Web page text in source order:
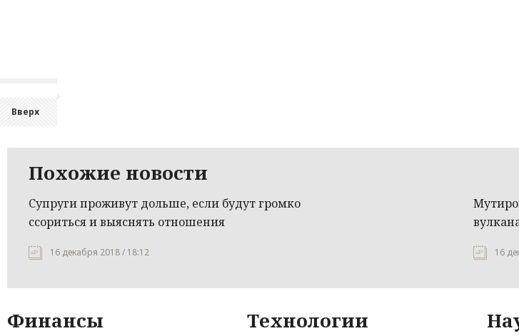
Вверх
Похожие новости
Супруги проживут дольше, если будут громко
ссориться и выяснять отношения
16 декабря 2018 / 18:12 16
Финансы Технологии